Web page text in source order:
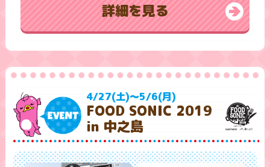
詳細を見る
4/27(土)～5/6(月)
FOOD SONIC 2019
in 中之島